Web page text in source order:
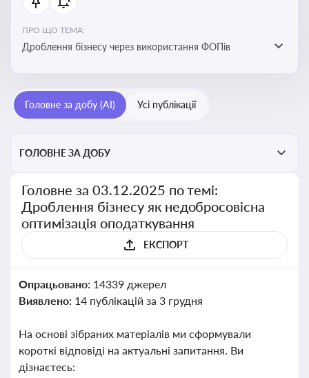
ПРО ЩО ТЕМА:
Дроблення бізнесу через використання ФОПів
Головне за добу (AI) Усі публікації
ГОЛОВНЕ ЗА ДОБУ
Головне за 03.12.2025 по темі:
Дроблення бізнесу як недобросовісна
оптимізація оподаткування
ЕКСПОРТ
Опрацьовано: 14339 джерел
Виявлено: 14 публікацій за 3 грудня
На основі зібраних матеріалів ми сформували
короткі відповіді на актуальні запитання. Ви
дізнаєтесь: